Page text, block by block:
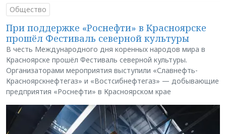
Общество
При поддержке «Роснефти» в Красноярске
прошёл Фестиваль северной культуры
В честь Международного дня коренных народов мира в
Красноярске прошёл Фестиваль северной культуры.
Организаторами мероприятия выступили «Славнефть-
Красноярскнефтегаз» и «Востсибнефтегаз» — добывающие
предприятия «Роснефти» в Красноярском крае